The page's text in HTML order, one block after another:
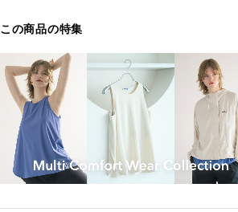
この商品の特集